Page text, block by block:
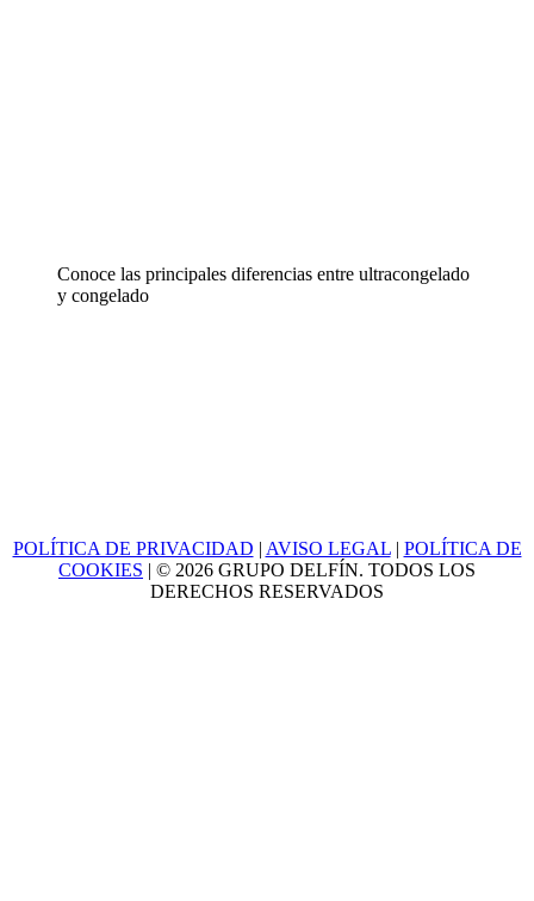
Conoce las principales diferencias entre ultracongelado
y congelado
POLÍTICA DE PRIVACIDAD | AVISO LEGAL| POLÍTICA DE
COOKIES | © 2026 GRUPO DELFÍN. TODOS LOS
DERECHOS RESERVADOS